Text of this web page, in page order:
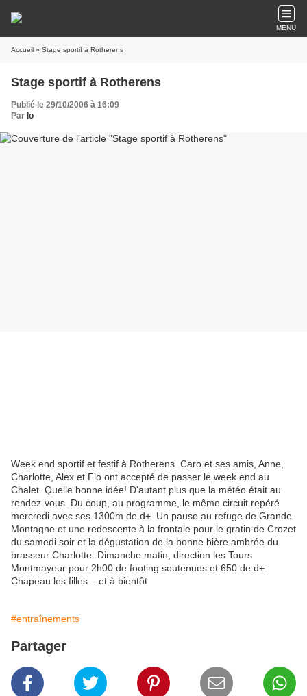
MENU
Accueil » Stage sportif à Rotherens
Stage sportif à Rotherens
Publié le 29/10/2006 à 16:09
Par lo
Week end sportif et festif à Rotherens. Caro et ses amis, Anne,
Charlotte, Alex et Flo ont accepté de passer le week end au
Chalet. Quelle bonne idée! D'autant plus que la météo était au
rendez-vous. Du coup, au programme, le même circuit repéré
mercredi avec ses 1300m de d+. Un pause au refuge de Grande
Montagne et une redescente à la frontale pour le gratin de Crozet
du samedi soir et la dégustation de la bonne bière ambrée du
brasseur Charlotte. Dimanche matin, direction les Tours
Montmayeur pour 2h00 de footing soutenues et 650 de d+.
Chapeau les filles... et à bientôt
#entraînements
Partager